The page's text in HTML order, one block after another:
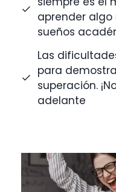
aprender algo
sueños
Las
para
superación.
adelante